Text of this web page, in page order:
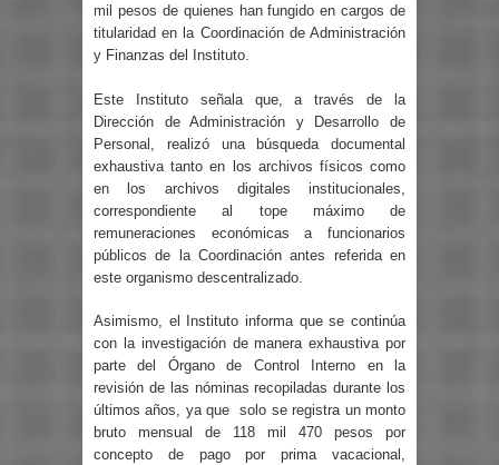
mil pesos de quienes han fungido en cargos de
titularidad en la Coordinación de Administración
y Finanzas del Instituto.
Este Instituto señala que, a través de la
Dirección de Administración y Desarrollo de
Personal, realizó una búsqueda documental
exhaustiva tanto en los archivos físicos como
en los archivos digitales institucionales,
correspondiente al tope máximo de
remuneraciones económicas a funcionarios
públicos de la Coordinación antes referida en
este organismo descentralizado.
Asimismo, el Instituto informa que se continúa
con la investigación de manera exhaustiva por
parte del Órgano de Control Interno en la
revisión de las nóminas recopiladas durante los
últimos años, ya que
solo se registra un monto
bruto mensual de 118 mil 470 pesos por
concepto de pago por prima vacacional,